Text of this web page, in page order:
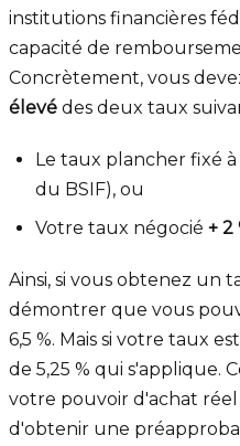
institutions financières
capacité de
Concrètement, vous
élevé des deux taux
Le taux plancher fixé à
du BSIF), ou
Votre taux négocié + 2
Ainsi, si vous obtenez un
démontrer que vous
6,5 %. Mais si votre taux
de 5,25 % qui s'applique.
votre pouvoir d'achat
d'obtenir une